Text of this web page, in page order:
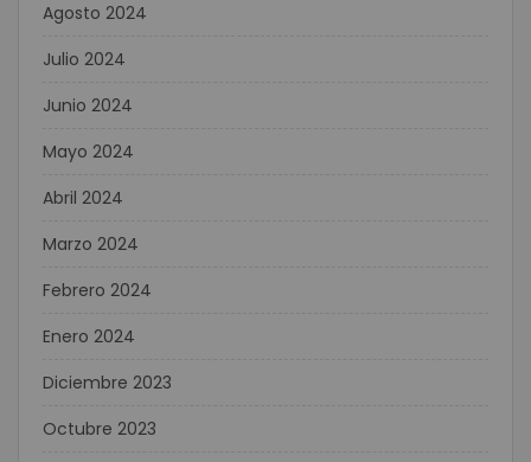
Agosto 2024
Julio 2024
Junio 2024
Mayo 2024
Abril 2024
Marzo 2024
Febrero 2024
Enero 2024
Diciembre 2023
Octubre 2023